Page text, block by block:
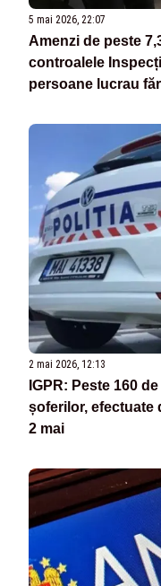
5 mai 2026, 22:07
Amenzi de peste
controalele
persoane lucrau
2 mai 2026, 12:13
IGPR: Peste 160
șoferilor, efectuate
2 mai